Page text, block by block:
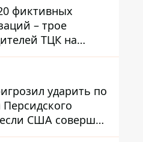
фиктивных
– трое
ТЦК на
Буковине
подозрения за
ударить по
Персидского
США совершат
атаку - Reuters